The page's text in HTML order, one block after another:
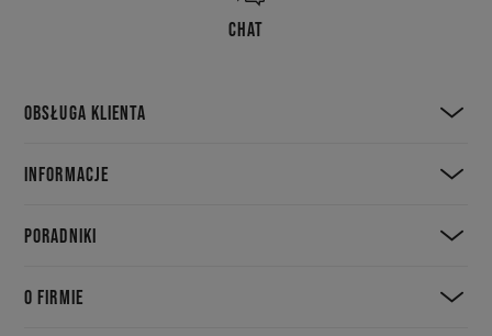
CHAT
OBSŁUGA KLIENTA
INFORMACJE
PORADNIKI
O FIRMIE